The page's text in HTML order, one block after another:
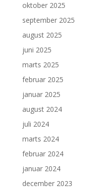
oktober 2025
september 2025
august 2025
juni 2025
marts 2025
februar 2025
januar 2025
august 2024
juli 2024
marts 2024
februar 2024
januar 2024
december 2023